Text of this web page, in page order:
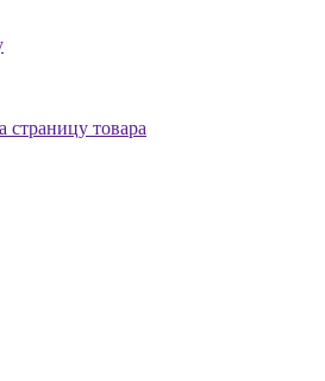
страницу товара